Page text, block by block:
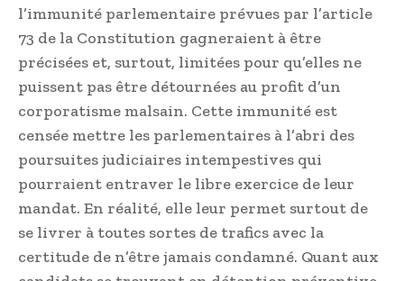
l’immunité parlementaire prévues par l’article
73 de la Constitution gagneraient à être
précisées et, surtout, limitées pour qu’elles ne
puissent pas être détournées au profit d’un
corporatisme malsain. Cette immunité est
censée mettre les parlementaires à l’abri des
poursuites judiciaires intempestives qui
pourraient entraver le libre exercice de leur
mandat. En réalité, elle leur permet surtout de
se livrer à toutes sortes de trafics avec la
certitude de n’être jamais condamné. Quant aux